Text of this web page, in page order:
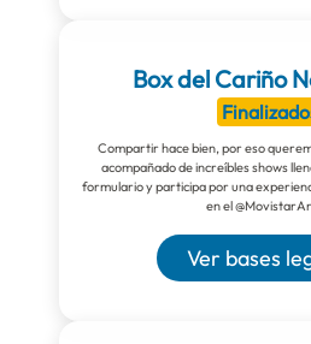
Box del Cariño
Compartir hace bien, por eso
acompañado de increíbles shows
formulario y participa por una
en el
Ver bases